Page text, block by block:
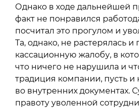
Однако в ходе дальнейшей
факт не понравился
посчитал это прогулом и
Та, однако, не растерялась и
кассационную жалобу, в
что ничего не нарушила и
традиция компании, пусть и
во внутренних документах.
правоту уволенной